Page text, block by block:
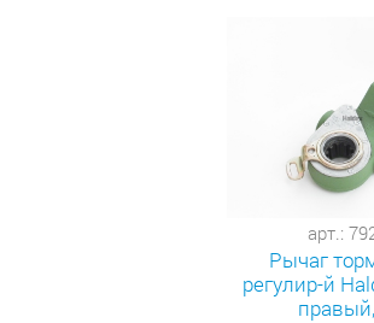
арт.:
Рычаг
регулир-й